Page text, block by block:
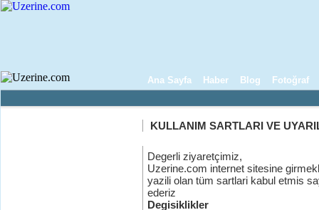
Ana Sayfa Haber Blog Fotoğraf
KULLANIM SARTLARI VE
Degerli ziyaretçimiz,
Uzerine.com internet sitesine
yazili olan tüm sartlari kabul etmis
ederiz
Degisiklikler